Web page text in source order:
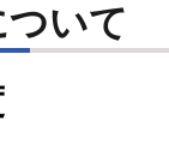
ついて